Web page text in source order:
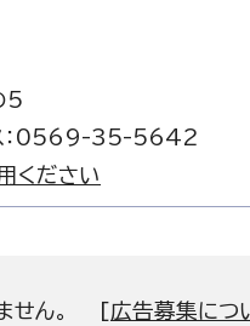
5
：0569-35-5642
ください
ん。 [広告募集につ